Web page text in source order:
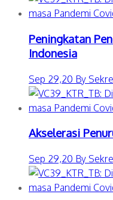
Peningkatan
Indonesia
Sep 29,20 By
Akselerasi
Sep 29,20 By